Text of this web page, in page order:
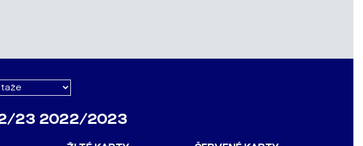
23 2022/2023